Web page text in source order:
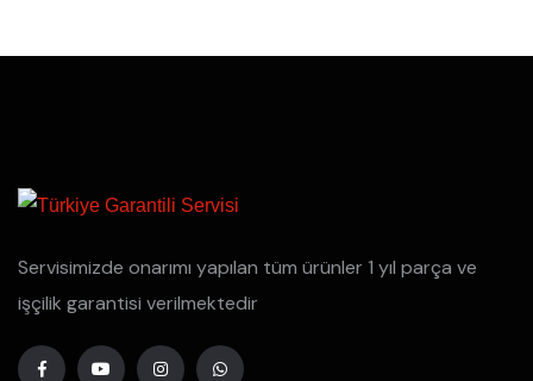
Servisimizde onarımı yapılan tüm ürünler 1 yıl parça ve
işçilik garantisi verilmektedir